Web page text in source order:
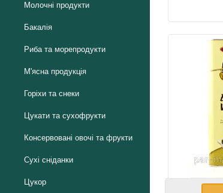
Молочні продукти
Бакалія
Риба та морепродукти
М'ясна продукція
Горіхи та снеки
Цукати та сухофрукти
Консервовані овочі та фрукти
Сухі сніданки
Цукор